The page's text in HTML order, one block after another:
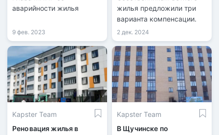
аварийности жилья
9 фев. 2023
жилья предложили три
варианта компенсации.
2 дек. 2024
Kapster Team
Реновация жилья в
Kapster Team
В Щучинске по